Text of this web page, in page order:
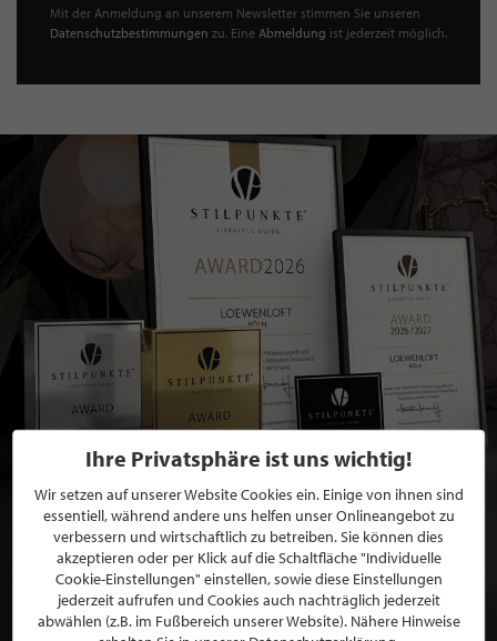
Mit der Anmeldung an unserem Newsletter stimmen Sie unseren
Datenschutzbestimmungen zu. Eine Abmeldung ist jederzeit möglich.
BEWERBEN SIE SICH FÜR EINE GRATIS
MITGLIEDSCHAFT BEI STILPUNKTE®
JETZT GRATIS BEWERBEN
Ihre Privatsphäre ist uns wichtig!
Wir setzen auf unserer Website Cookies ein. Einige von ihnen sind
essentiell, während andere uns helfen unser Onlineangebot zu
verbessern und wirtschaftlich zu betreiben. Sie können dies
akzeptieren oder per Klick auf die Schaltfläche "Individuelle
Cookie-Einstellungen" einstellen, sowie diese Einstellungen
jederzeit aufrufen und Cookies auch nachträglich jederzeit
abwählen (z.B. im Fußbereich unserer Website). Nähere Hinweise